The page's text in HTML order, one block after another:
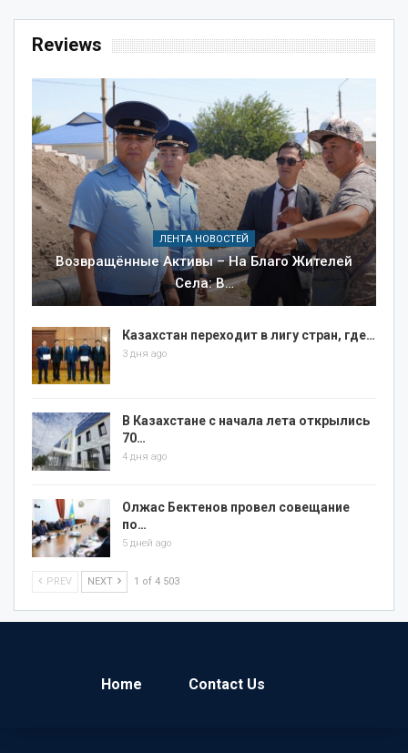
Reviews
ЛЕНТА НОВОСТЕЙ
Возвращённые Активы – На Благо Жителей
Села: В…
Казахстан переходит в лигу стран, где…
3 дня ago
В Казахстане с начала лета открылись
70…
4 дня ago
Олжас Бектенов провел совещание
по…
5 дней ago
PREV NEXT 1 of 4 503
Home Contact Us